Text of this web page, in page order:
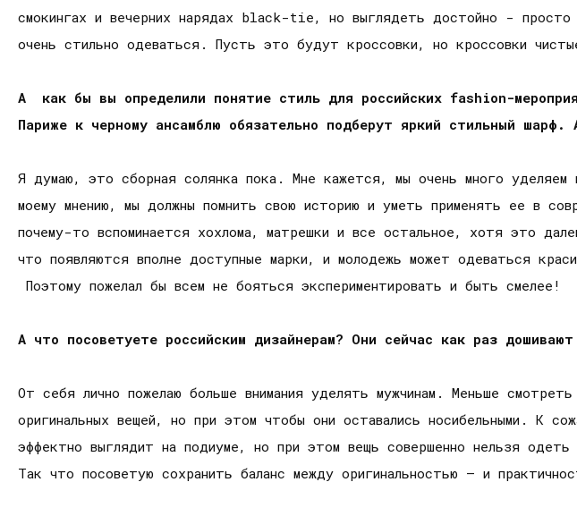
смокингах и вечерних нарядах black-tie, но выглядеть достойно -
очень стильно одеваться. Пусть это будут кроссовки, но кроссовки
А как бы вы определили понятие стиль для российских fashion-
Париже к черному ансамблю обязательно подберут яркий стильный
Я думаю, это сборная солянка пока. Мне кажется, мы очень много
моему мнению, мы должны помнить свою историю и уметь применять ее в
почему-то вспоминается хохлома, матрешки и все остальное, хотя это
что появляются вполне доступные марки, и молодежь может одеваться
Поэтому пожелал бы всем не бояться экспериментировать и быть смелее!
А что посоветуете российским дизайнерам? Они сейчас как раз
От себя лично пожелаю больше внимания уделять мужчинам. Меньше
оригинальных вещей, но при этом чтобы они оставались носибельными. К
эффектно выглядит на подиуме, но при этом вещь совершенно нельзя
Так что посоветую сохранить баланс между оригинальностью – и